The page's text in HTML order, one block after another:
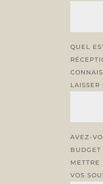
QUEL
LAISSER
AVEZ-
BUDGET
METTRE
VOS